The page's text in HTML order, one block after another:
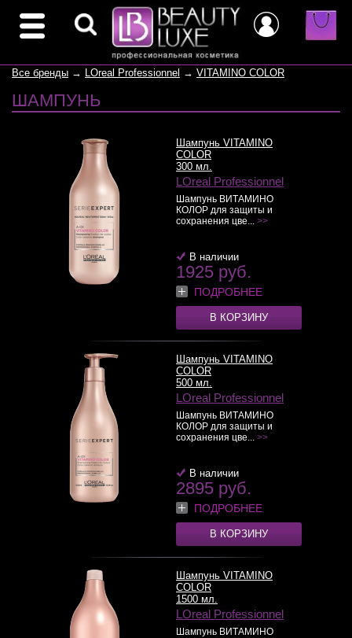
Все бренды → LOreal Professionnel → VITAMINO COLOR
ШАМПУНЬ
Шампунь VITAMINO
COLOR
300 мл.
LOreal Professionnel
Шампунь ВИТАМИНО
КОЛОР для защиты и
сохранения цве... >>
В наличии
1925 руб.
ПОДРОБНЕЕ
В КОРЗИНУ
Шампунь VITAMINO
COLOR
500 мл.
LOreal Professionnel
Шампунь ВИТАМИНО
КОЛОР для защиты и
сохранения цве... >>
В наличии
2895 руб.
ПОДРОБНЕЕ
В КОРЗИНУ
Шампунь VITAMINO
COLOR
1500 мл.
LOreal Professionnel
Шампунь ВИТАМИНО